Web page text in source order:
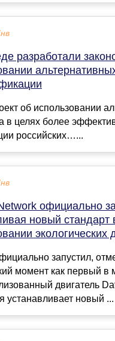
разработали
об использовании
в целях более
российских…...
официально
новый стандарт
экологических
запустил,
момент как первый в
двигатель
устанавливает новый ...